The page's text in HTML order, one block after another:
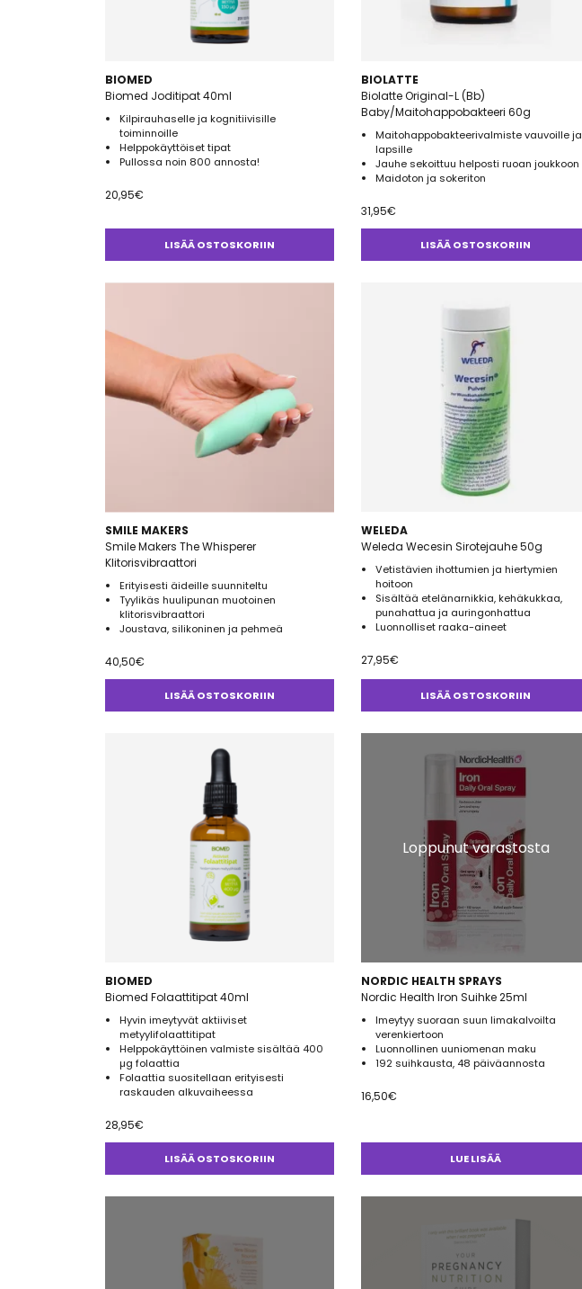
BIOMED
Biomed Joditipat 40ml
Kilpirauhaselle ja kognitiivisille
toiminnoille
Helppokäyttöiset tipat
Pullossa noin 800 annosta!
20,95€
LISÄÄ OSTOSKORIIN
BIOLATTE
Biolatte Original-L (Bb)
Baby/Maitohappobakteeri 60g
Maitohappobakteerivalmiste vauvoille ja
lapsille
Jauhe sekoittuu helposti ruoan joukkoon
Maidoton ja sokeriton
31,95€
LISÄÄ OSTOSKORIIN
SMILE MAKERS
Smile Makers The Whisperer
Klitorisvibraattori
Erityisesti äideille suunniteltu
Tyylikäs huulipunan muotoinen
klitorisvibraattori
Joustava, silikoninen ja pehmeä
40,50€
LISÄÄ OSTOSKORIIN
WELEDA
Weleda Wecesin Sirotejauhe 50g
Vetistävien ihottumien ja hiertymien
hoitoon
Sisältää etelänarnikkia, kehäkukkaa,
punahattua ja auringonhattua
Luonnolliset raaka-aineet
27,95€
LISÄÄ OSTOSKORIIN
BIOMED
Biomed Folaattitipat 40ml
Hyvin imeytyvät aktiiviset
metyylifolaattitipat
Helppokäyttöinen valmiste sisältää 400
µg folaattia
Folaattia suositellaan erityisesti
raskauden alkuvaiheessa
28,95€
LISÄÄ OSTOSKORIIN
Loppunut varastosta
NORDIC HEALTH SPRAYS
Nordic Health Iron Suihke 25ml
Imeytyy suoraan suun limakalvoilta
verenkiertoon
Luonnollinen uuniomenan maku
192 suihkausta, 48 päiväannosta
16,50€
LUE LISÄÄ